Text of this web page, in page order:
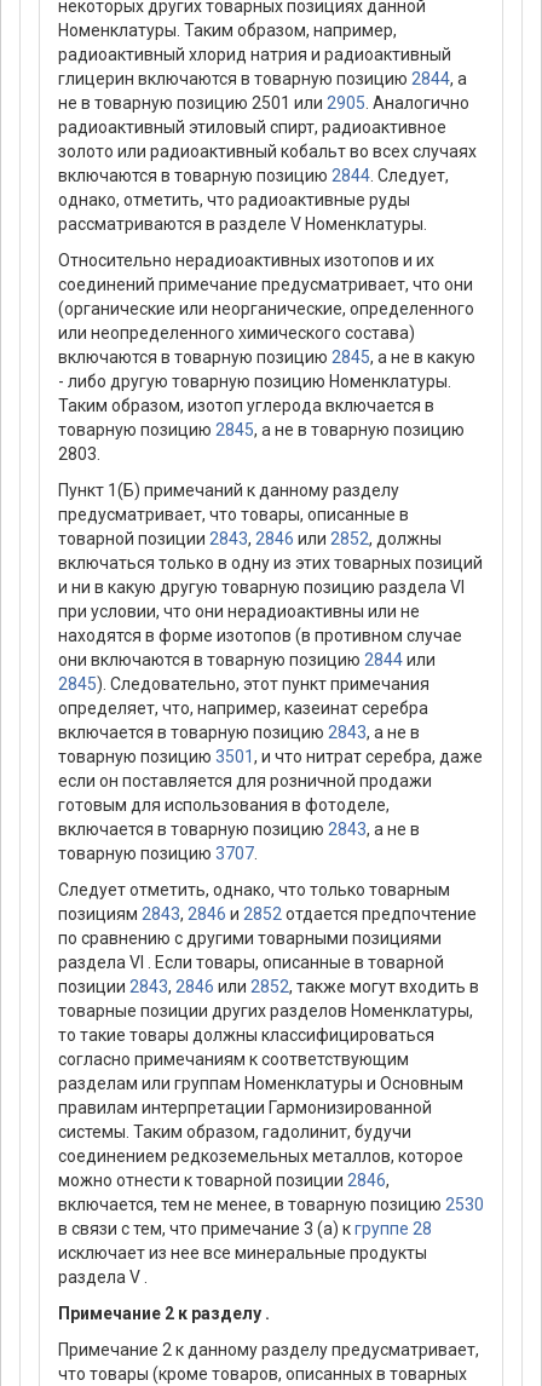
некоторых других товарных позициях данной
Номенклатуры. Таким образом, например,
радиоактивный хлорид натрия и радиоактивный
глицерин включаются в товарную позицию 2844, а
не в товарную позицию 2501 или 2905 . Аналогично
радиоактивный этиловый спирт, радиоактивное
золото или радиоактивный кобальт во всех случаях
включаются в товарную позицию 2844 . Следует,
однако, отметить, что радиоактивные руды
рассматриваются в разделе V Номенклатуры.
Относительно нерадиоактивных изотопов и их
соединений примечание предусматривает, что они
(органические или неорганические, определенного
или неопределенного химического состава)
включаются в товарную позицию 2845, а не в какую
- либо другую товарную позицию Номенклатуры.
Таким образом, изотоп углерода включается в
товарную позицию 2845, а не в товарную позицию
2803.
Пункт 1(Б) примечаний к данному разделу
предусматривает, что товары, описанные в
товарной позиции 2843, 2846 или 2852, должны
включаться только в одну из этих товарных позиций
и ни в какую другую товарную позицию раздела VI
при условии, что они нерадиоактивны или не
находятся в форме изотопов (в противном случае
они включаются в товарную позицию 2844или
2845). Следовательно, этот пункт примечания
определяет, что, например, казеинат серебра
включается в товарную позицию 2843, а не в
товарную позицию 3501, и что нитрат серебра, даже
если он поставляется для розничной продажи
готовым для использования в фотоделе,
включается в товарную позицию 2843, а не в
товарную позицию 3707
Следует отметить, однако, что только товарным
позициям 2843, 2846 и 2852 отдается предпочтение
по сравнению с другими товарными позициями
раздела VI . Если товары, описанные в товарной
позиции 2843, 2846 или 2852, также могут входить в
товарные позиции других разделов Номенклатуры,
то такие товары должны классифицироваться
согласно примечаниям к соответствующим
разделам или группам Номенклатуры и Основным
правилам интерпретации Гармонизированной
системы. Таким образом, гадолинит, будучи
соединением редкоземельных металлов, которое
можно отнести к товарной позиции 2846,
включается, тем не менее, в товарную позицию 2530
в связи с тем, что примечание 3 (а) кгруппе 28
исключает из нее все минеральные продукты
раздела V .
Примечание 2 к разделу .
Примечание 2 к данному разделу предусматривает,
что товары (кроме товаров, описанных в товарных